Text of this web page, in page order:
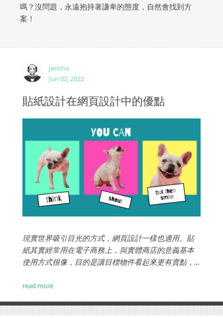
嗎？沒問題，永遠抱持著謙卑的態度，自然會找到方
案！
Jericho
Jun 02, 2022
貼紙設計在網頁設計中的優點
現實世界吸引目光的方式，網頁設計一樣也適用。貼
紙其實經常用在電子商務上，與實體商店的意義基本
使用方式很像，目的是讓目標物件看起來更有賣點，
位化設計的優勢下，可以做出更多的變化與策略。...
read more